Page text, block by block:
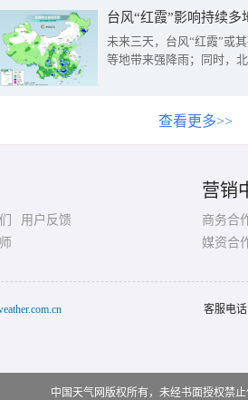
台风“红霞”影响持续
未来三天，台风“红霞”或
等地带来强降雨；同时，
查看更多>>
用户反馈
营销
商务合
媒资合
客服电
中国天气网版权所有，未经书面授权